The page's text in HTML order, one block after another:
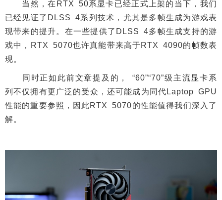
当然，在RTX 50系显卡已经正式上架的当下，我们
已经见证了DLSS 4系列技术，尤其是多帧生成为游戏表
现带来的提升。在一些提供了DLSS 4多帧生成支持的游
戏中，RTX 5070也许真能带来高于RTX 4090的帧数表
现。
同时正如此前文章提及的， “60”“70”级主流显卡系
列不仅拥有更广泛的受众，还可能成为同代Laptop GPU
性能的重要参照，因此RTX 5070的性能值得我们深入了
解。